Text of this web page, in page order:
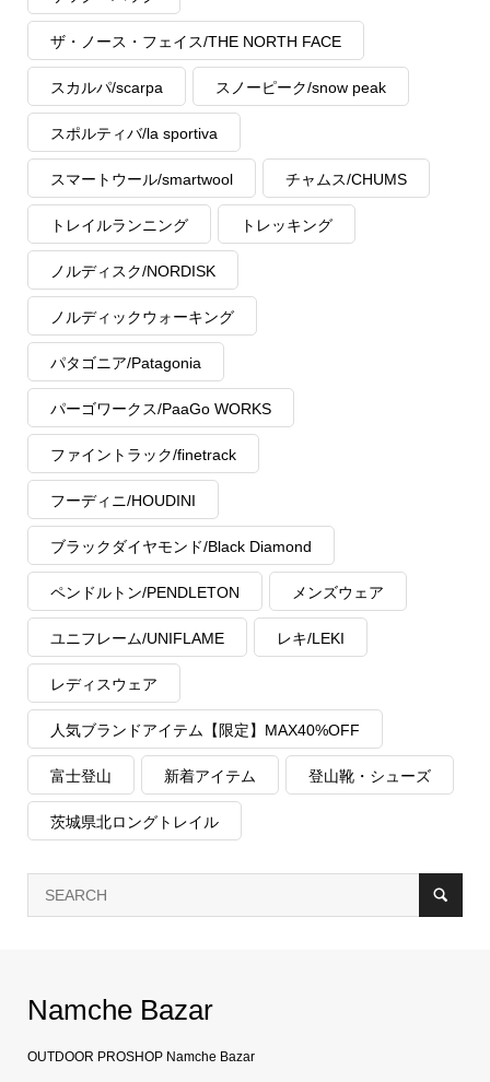
ザ・ノース・フェイス/THE NORTH FACE
スカルパ/scarpa スノーピーク/snow peak
スポルティバ/la sportiva
スマートウール/smartwool チャムス/CHUMS
トレイルランニング トレッキング
ノルディスク/NORDISK
ノルディックウォーキング
パタゴニア/Patagonia
パーゴワークス/PaaGo WORKS
ファイントラック/finetrack
フーディニ/HOUDINI
ブラックダイヤモンド/Black Diamond
ペンドルトン/PENDLETON メンズウェア
ユニフレーム/UNIFLAME レキ/LEKI
レディスウェア
人気ブランドアイテム【限定】MAX40%OFF
富士登山 新着アイテム 登山靴・シューズ
茨城県北ロングトレイル
Namche Bazar
OUTDOOR PROSHOP Namche Bazar